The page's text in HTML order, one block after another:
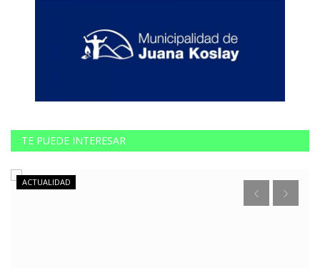
TE PUEDE INTERESAR
ACTUALIDAD